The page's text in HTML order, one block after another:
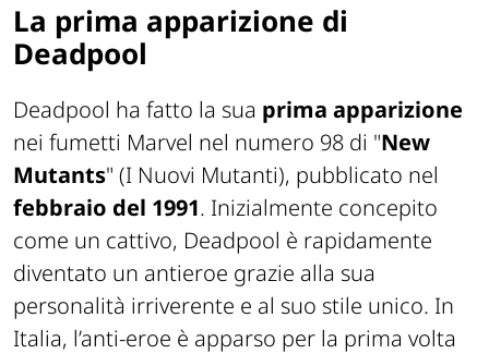
La prima apparizione di
Deadpool
Deadpool ha fatto la sua prima apparizione
nei fumetti Marvel nel numero 98 di "New
Mutants" (I Nuovi Mutanti), pubblicato nel
febbraio del 1991. Inizialmente concepito
come un cattivo, Deadpool è rapidamente
diventato un antieroe grazie alla sua
personalità irriverente e al suo stile unico. In
Italia, l’anti-eroe è apparso per la prima volta